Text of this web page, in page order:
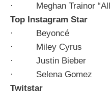
· Meghan Trainor “All
Top Instagram Star
· Beyoncé
· Miley Cyrus
· Justin Bieber
· Selena Gomez
Twitstar